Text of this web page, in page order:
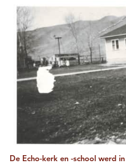
De Echo-kerk en -school werd